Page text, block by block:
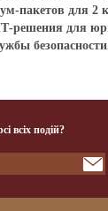
пакетов для 2
решения для
всіх подій?